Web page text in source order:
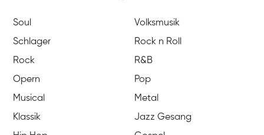
Soul
Volksmusik
Schlager
Rock n Roll
Rock
R&B
Opern
Pop
Musical
Metal
Klassik
Jazz Gesang